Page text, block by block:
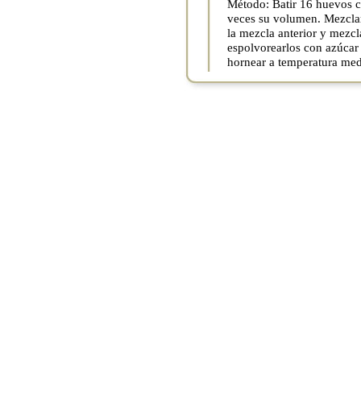
Método: Batir 16 huevos
veces su volumen.
la mezcla anterior y
espolvorearlos con
hornear a temperatura